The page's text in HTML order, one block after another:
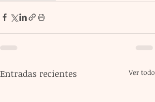
Entradas recientes Ver todo